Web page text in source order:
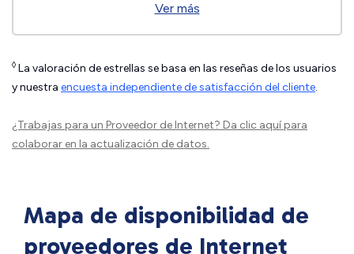
Ver más
◊ La valoración de estrellas se basa en las reseñas de los usuarios
y nuestra encuesta independiente de satisfacción del cliente.
¿Trabajas para un Proveedor de Internet? Da clic aquípara
colaborar en la actualización de datos.
Mapa de disponibilidad de
proveedores de Internet